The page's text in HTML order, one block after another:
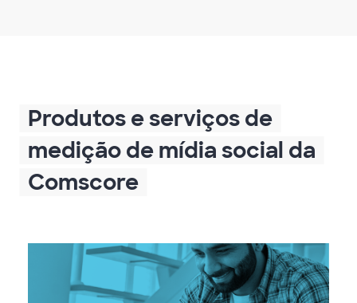
Produtos e serviços de
medição de mídia social da
Comscore